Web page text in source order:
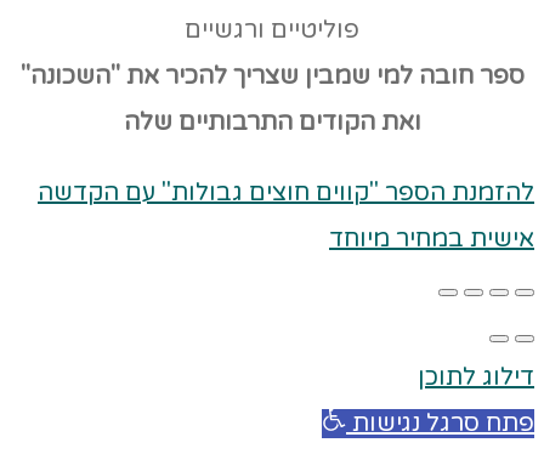
פוליטיים ורגשיים
ספר חובה למי שמבין שצריך להכיר את "השכונה"
ואת הקודים התרבותיים שלה
להזמנת הספר "קווים חוצים גבולות" עם הקדשה
אישית במחיר מיוחד
דילוג לתוכן
פתח סרגל נגישות